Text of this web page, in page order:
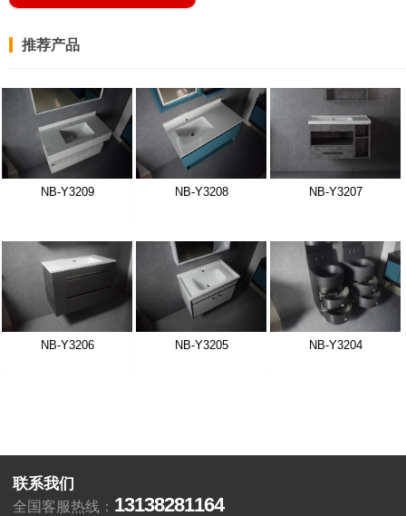
推荐产品
NB-Y3209 NB-Y3208 NB-Y3207
NB-Y3206 NB-Y3205 NB-Y3204
联系我们
全国客服热线： 13138281164